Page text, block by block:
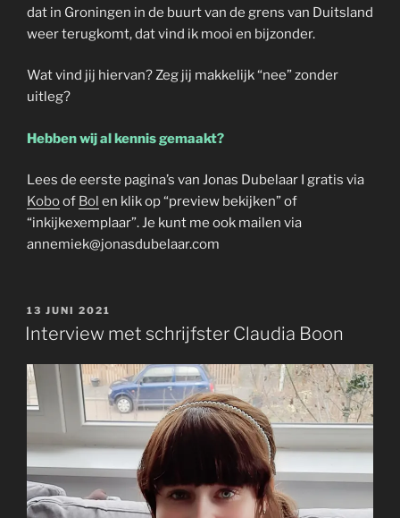
dat in Groningen in de buurt van de grens van Duitsland
weer terugkomt, dat vind ik mooi en bijzonder.
Wat vind jij hiervan? Zeg jij makkelijk “nee” zonder
uitleg?
Hebben wij al kennis gemaakt?
Lees de eerste pagina’s van Jonas Dubelaar I gratis via
Koboof Bol en klik op “preview bekijken” of
“inkijkexemplaar”. Je kunt me ook mailen via
annemiek@jonasdubelaar.com
GEPLAATST
OP
13 JUNI 2021
Interview met schrijfster Claudia Boon